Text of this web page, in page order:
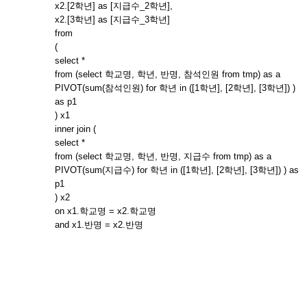
x2.[2학년] as [지급수_2학년],
x2.[3학년] as [지급수_3학년]
from
(
select *
from (select 학교명, 학년, 반명, 참석인원 from tmp) as a
PIVOT(sum(참석인원) for 학년 in ([1학년], [2학년], [3학년]) )
as p1
) x1
inner join (
select *
from (select 학교명, 학년, 반명, 지급수 from tmp) as a
PIVOT(sum(지급수) for 학년 in ([1학년], [2학년], [3학년]) ) as
p1
) x2
on x1.학교명 = x2.학교명
and x1.반명 = x2.반명